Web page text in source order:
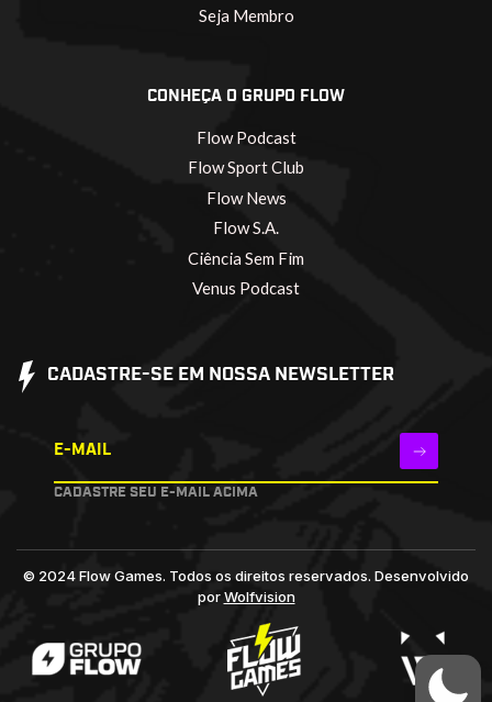
Seja Membro
CONHEÇA O GRUPO FLOW
Flow Podcast
Flow Sport Club
Flow News
Flow S.A.
Ciência Sem Fim
Venus Podcast
CADASTRE-SE EM NOSSA NEWSLETTER
E-MAIL
CADASTRE SEU E-MAIL ACIMA
© 2024 Flow Games. Todos os direitos reservados. Desenvolvido
porWolfvision